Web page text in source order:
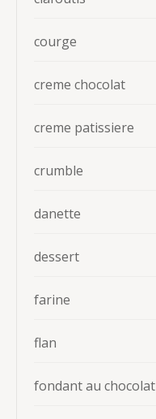
courge
creme chocolat
creme patissiere
crumble
danette
dessert
farine
flan
fondant au chocolat